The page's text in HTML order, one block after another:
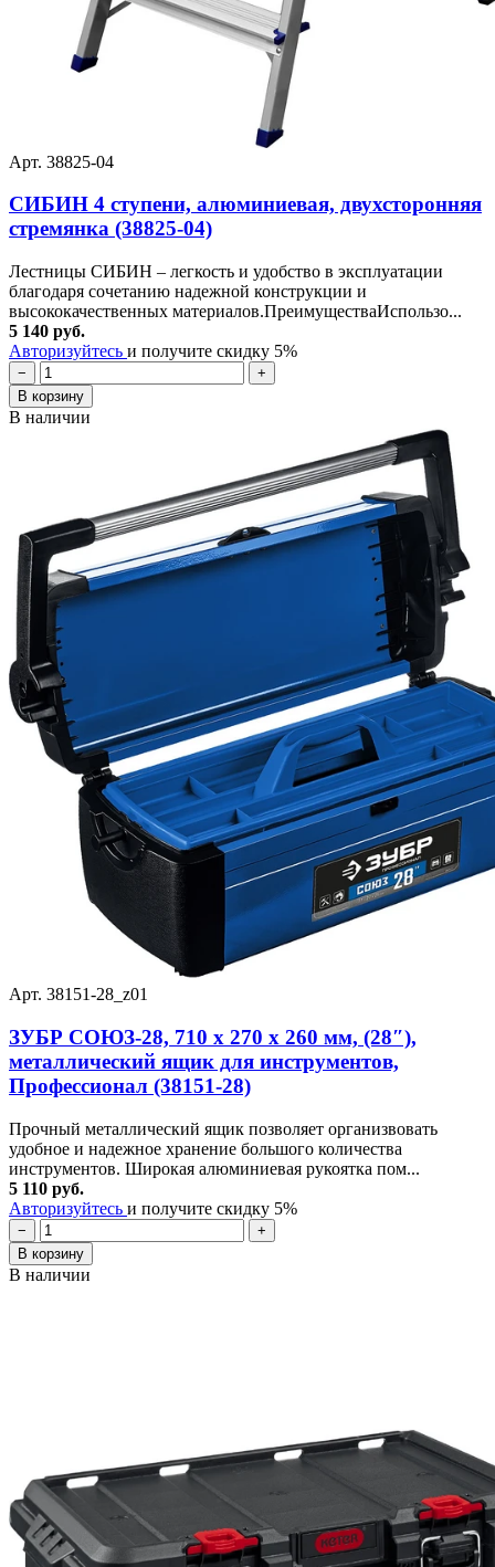
Арт. 38825-04
СИБИН 4 ступени, алюминиевая, двухсторонняя
стремянка (38825-04)
Лестницы СИБИН – легкость и удобство в эксплуатации
благодаря сочетанию надежной конструкции и
высококачественных материалов.ПреимуществаИспользо...
5 140 руб.
Авторизуйтесь и получите скидку 5%
−
+
В корзину
В наличии
Арт. 38151-28_z01
ЗУБР СОЮЗ-28, 710 x 270 x 260 мм, (28″),
металлический ящик для инструментов,
Профессионал (38151-28)
Прочный металлический ящик позволяет организвовать
удобное и надежное хранение большого количества
инструментов. Широкая алюминиевая рукоятка пом...
5 110 руб.
Авторизуйтесь и получите скидку 5%
−
+
В корзину
В наличии